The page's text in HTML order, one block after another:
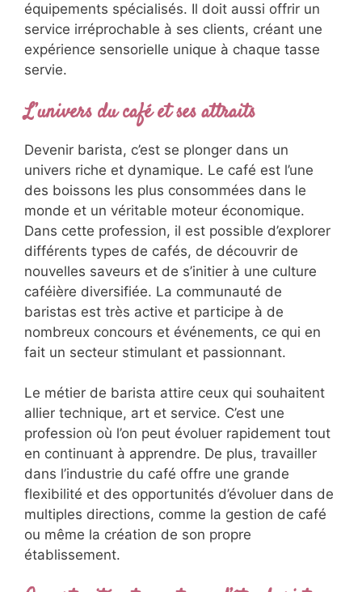
équipements spécialisés. Il doit aussi offrir un
service irréprochable à ses clients, créant une
expérience sensorielle unique à chaque tasse
servie.
L’univers du café et ses attraits
Devenir barista, c’est se plonger dans un
univers riche et dynamique. Le café est l’une
des boissons les plus consommées dans le
monde et un véritable moteur économique.
Dans cette profession, il est possible d’explorer
différents types de cafés, de découvrir de
nouvelles saveurs et de s’initier à une culture
caféière diversifiée. La communauté de
baristas est très active et participe à de
nombreux concours et événements, ce qui en
fait un secteur stimulant et passionnant.
Le métier de barista attire ceux qui souhaitent
allier technique, art et service. C’est une
profession où l’on peut évoluer rapidement tout
en continuant à apprendre. De plus, travailler
dans l’industrie du café offre une grande
flexibilité et des opportunités d’évoluer dans de
multiples directions, comme la gestion de café
ou même la création de son propre
établissement.